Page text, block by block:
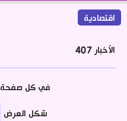
اقتصادية
الأخبار 407
في كل صفحة
شكل العرض